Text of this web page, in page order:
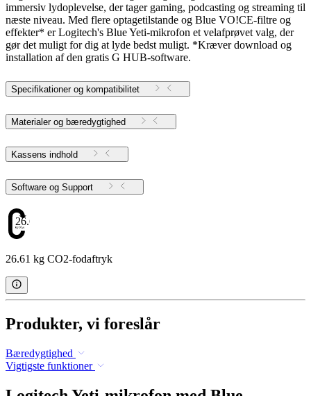
immersiv lydoplevelse, der tager gaming, podcasting og streaming til
næste niveau. Med flere optagetilstande og Blue VO!CE-filtre og
effekter* er Logitech's Blue Yeti-mikrofon et velafprøvet valg, der
gør det muligt for dig at lyde bedst muligt. *Kræver download og
installation af den gratis G HUB-software.
Specifikationer og kompatibilitet
Materialer og bæredygtighed
Kassens indhold
Software og Support
26.61
26.61 kg CO2-fodaftryk
Produkter, vi foreslår
Bæredygtighed
Vigtigste funktioner